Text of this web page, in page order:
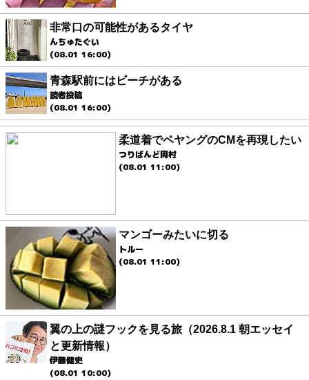
非常口の可能性があるタイヤ
んちゅたぐい
(08.01 16:00)
青森駅前にはビーチがある
読者投稿
(08.01 16:00)
柔道着でペヤングのCMを再現したい
つりばんど岡村
(08.01 11:00)
マンゴーみたいに切る
トルー
(08.01 11:00)
翼の上の謎フックを見る旅（2026.8.1 朝エッセイ
と更新情報）
伊藤健史
(08.01 10:00)